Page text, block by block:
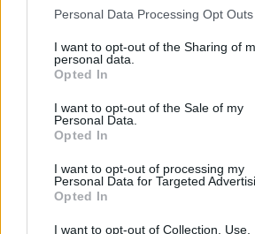
Please note that this website/app uses
not limited to your visit or usage
grant or deny consent to Google and its
use your data for below specified
consent section.
Personal Data Processing Opt Outs
I want to opt-out of the Sharing of
personal data.
Opted In
I want to opt-out of the Sale of my
Personal Data.
Opted In
I want to opt-out of processing my
Personal Data for Targeted
Opted In
I want to opt-out of Collection, Use,
Ηρακλής
Μπαρτσελόνα
Ρεάλ Μαδρίτης